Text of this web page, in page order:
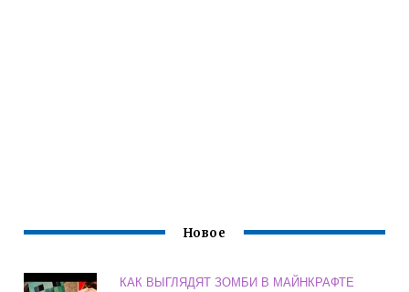
Новое
КАК ВЫГЛЯДЯТ ЗОМБИ В МАЙНКРАФТЕ